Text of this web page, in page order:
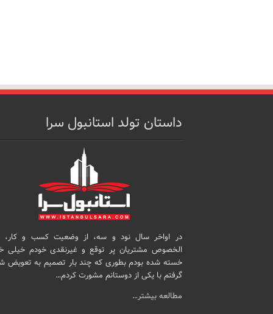
داستان تولد استانبول سرا
در اواخر سال نود و سه، از وضعیت کسب و کار،
الخصوص مشتریان پر توقع و غیرنقدی خودم خیلی
خسته شده بودم بطوری که چند بار تصمیم به تعویض
گرفتم با یکی از دوستانم مشورت کردم…
مطالعه بیشتر…